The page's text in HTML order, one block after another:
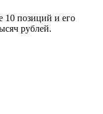
10 позиций и его
рублей.